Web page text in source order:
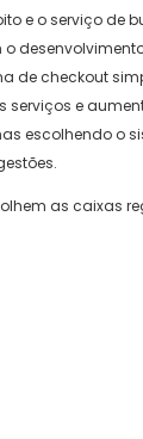
e o serviço de
de checkout
serviços e
escolhendo o